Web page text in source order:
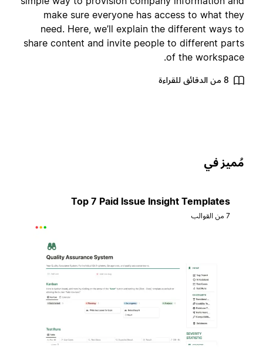
make sure everyone has access to what
need. Here, we’ll explain the different ways
share content and invite people to different
of the
8 من الدقائق للقراءة
في
Top 7 Paid Issue Insight Templates